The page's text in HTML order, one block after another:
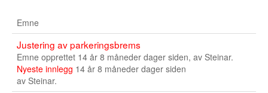
Nord Trøndelag
Nordland
Oslo
Emne
Justering av parkeringsbrems
Emne opprettet 14 år 8 måneder dager siden, av Steinar.
Nyeste innlegg 14 år 8 måneder dager siden
av Steinar.